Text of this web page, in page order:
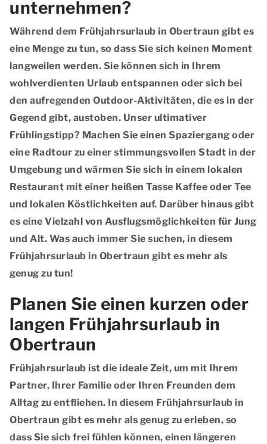
unternehmen?
Während dem Frühjahrsurlaub in Obertraun gibt es
eine Menge zu tun, so dass Sie sich keinen Moment
langweilen werden. Sie können sich in Ihrem
wohlverdienten Urlaub entspannen oder sich bei
den aufregenden Outdoor-Aktivitäten, die es in der
Gegend gibt, austoben. Unser ultimativer
Frühlingstipp? Machen Sie einen Spaziergang oder
eine Radtour zu einer stimmungsvollen Stadt in der
Umgebung und wärmen Sie sich in einem lokalen
Restaurant mit einer heißen Tasse Kaffee oder Tee
und lokalen Köstlichkeiten auf. Darüber hinaus gibt
es eine Vielzahl von Ausflugsmöglichkeiten für Jung
und Alt. Was auch immer Sie suchen, in diesem
Frühjahrsurlaub in Obertraun gibt es mehr als
genug zu tun!
Planen Sie einen kurzen oder
langen Frühjahrsurlaub in
Obertraun
Frühjahrsurlaub ist die ideale Zeit, um mit Ihrem
Partner, Ihrer Familie oder Ihren Freunden dem
Alltag zu entfliehen. In diesem Frühjahrsurlaub in
Obertraun gibt es mehr als genug zu erleben, so
dass Sie sich frei fühlen können, einen längeren